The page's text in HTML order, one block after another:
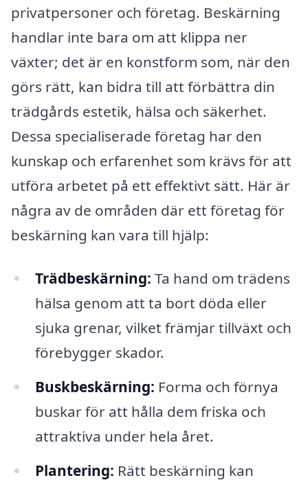
privatpersoner och företag. Beskärning
handlar inte bara om att klippa ner
växter; det är en konstform som, när den
görs rätt, kan bidra till att förbättra din
trädgårds estetik, hälsa och säkerhet.
Dessa specialiserade företag har den
kunskap och erfarenhet som krävs för att
utföra arbetet på ett effektivt sätt. Här är
några av de områden där ett företag för
beskärning kan vara till hjälp:
Trädbeskärning: Ta hand om trädens
hälsa genom att ta bort döda eller
sjuka grenar, vilket främjar tillväxt och
förebygger skador.
Buskbeskärning: Forma och förnya
buskar för att hålla dem friska och
attraktiva under hela året.
Plantering: Rätt beskärning kan